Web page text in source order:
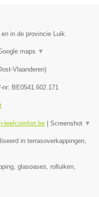
in de provincie Luik.
maps ▼
Vlaanderen)
nr: BE0541.602.171
leefcomfort.be | Screenshot ▼
in terrasoverkappingen,
glasoases, rolluiken,